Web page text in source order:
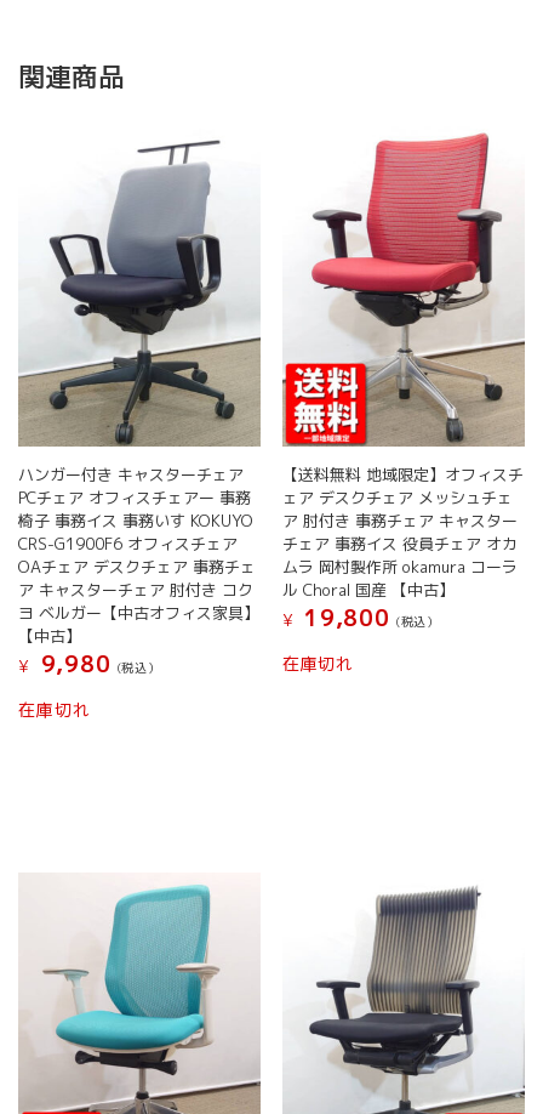
関連商品
ハンガー付き キャスターチェア
PCチェア オフィスチェアー 事務
椅子 事務イス 事務いす KOKUYO
CRS-G1900F6 オフィスチェア
OAチェア デスクチェア 事務チェ
ア キャスターチェア 肘付き コク
ヨ ベルガー【中古オフィス家具】
【中古】
¥
9,980 (税込）
在庫切れ
【送料無料 地域限定】オフィスチ
ェア デスクチェア メッシュチェ
ア 肘付き 事務チェア キャスター
チェア 事務イス 役員チェア オカ
ムラ 岡村製作所 okamura コーラ
ル Choral 国産 【中古】
¥
19,800 (税込）
在庫切れ